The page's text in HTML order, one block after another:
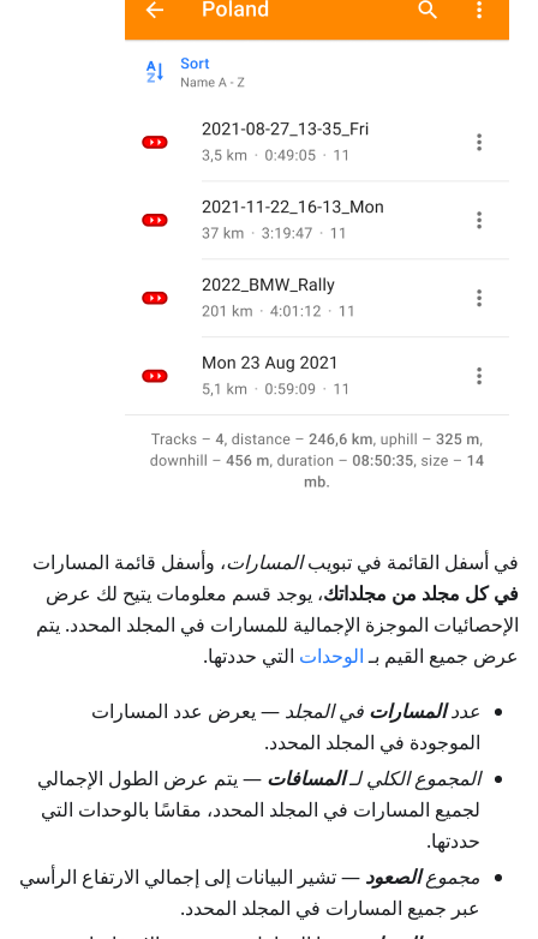
في أسفل القائمة في تبويبالمسارات، وأسفل قائمة المسارات
في كل مجلد من مجلداتك، يوجد قسم معلومات يتيح لك عرض
الإحصائيات الموجزة الإجمالية للمسارات في المجلد المحدد. يتم
عرض جميع القيم بـالوحدات التي حددتها.
عددالمسارات في المجلد — يعرض عدد المسارات
الموجودة في المجلد المحدد.
المجموع الكلي لـالمسافات — يتم عرض الطول الإجمالي
لجميع المسارات في المجلد المحدد، مقاسًا بالوحدات التي
حددتها.
مجموعالصعود — تشير البيانات إلى إجمالي الارتفاع الرأسي
عبر جميع المسارات في المجلد المحدد.